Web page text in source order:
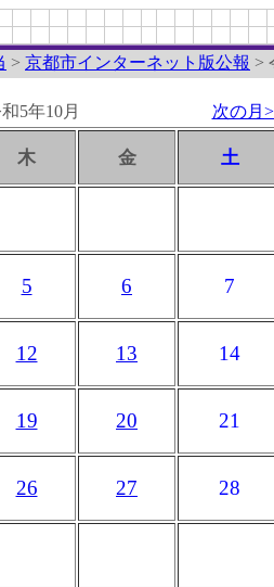
> 京都市インターネット版公報 >
5年10月 次の月
木 金 土
5 6 7
12 13 14
19 20 21
26 27 28